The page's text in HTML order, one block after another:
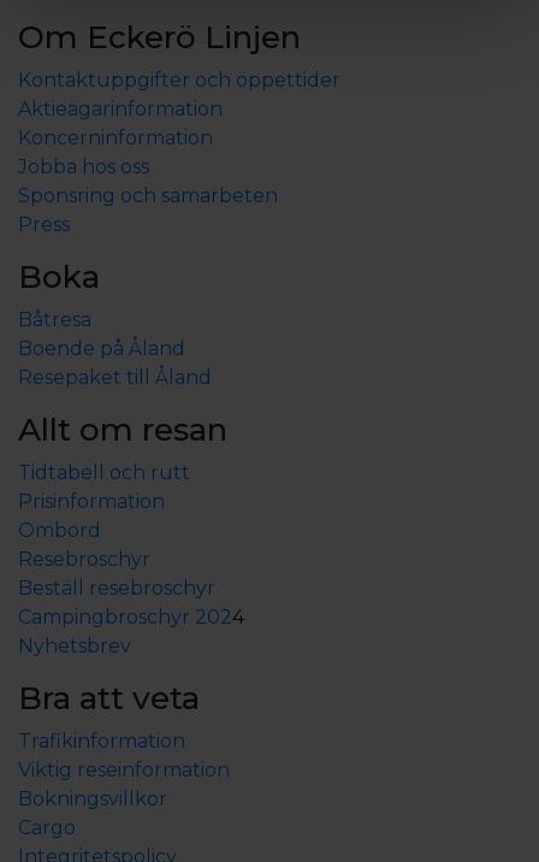
Om Eckerö Linjen
Kontaktuppgifter och öppettider
Aktieägarinformation
Koncerninformation
Jobba hos oss
Sponsring och samarbeten
Press
Boka
Båtresa
Boende på Åland
Resepaket till Åland
Allt om resan
Tidtabell och rutt
Prisinformation
Ombord
Resebroschyr
Beställ resebroschyr
Campingbroschyr 2024
Nyhetsbrev
Bra att veta
Trafikinformation
Viktig reseinformation
Bokningsvillkor
Cargo
Integritetspolicy